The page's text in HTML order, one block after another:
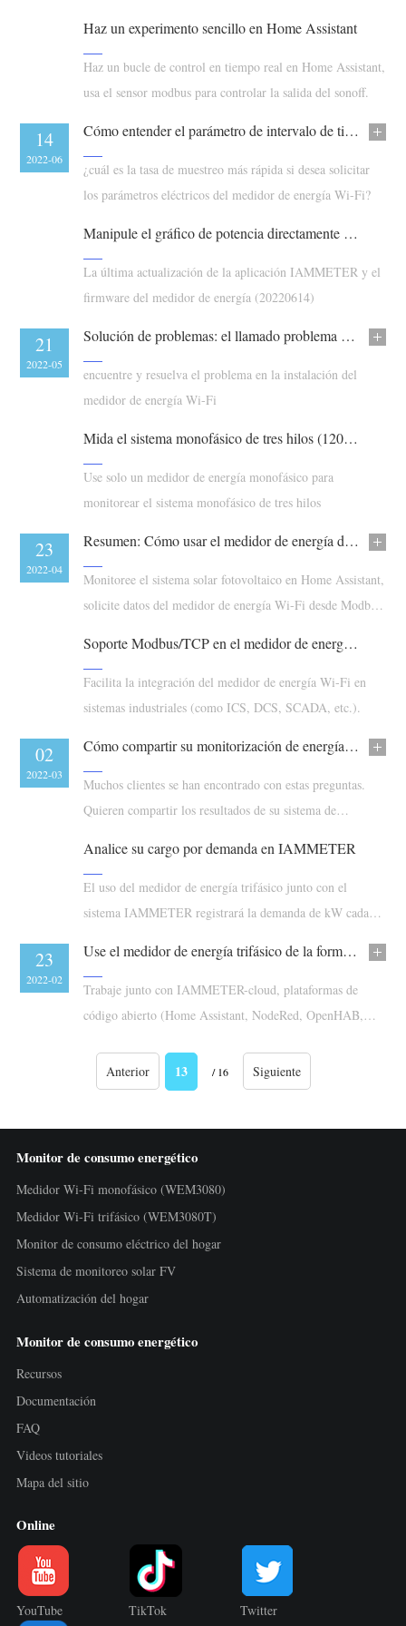
Simulador IAMMETER
Medidor virtual
Sistema de control para calentador FV
Automatización del hogar
Tienda
Recursos
Inicio rápido
Documentación
Videos tutoriales
FAQ
Noticias
Blog
Comunidad
Programa de contribuidores
Centro de contribuidores
Actividades IAMMETER
Foro
App Store
Explorar sitios
Ranking FV
Soluciones
Contacto
Sobre nosotros
Haz un experimento sencillo en Home Assistant
Haz un bucle de control en tiempo real en Home Assistant,
usa el sensor modbus para controlar la salida del sonoff.
03
2022-07
Cómo entender el parámetro de intervalo de tiempo en el medidor de energía Wi-Fi
¿cuál es la tasa de muestreo más rápida si desea solicitar
los parámetros eléctricos del medidor de energía Wi-Fi?
14
2022-06
Manipule el gráfico de potencia directamente desde la aplicación. El firmware del medidor de energía Wi-Fi que es compatible con Modbus/TCP.
La última actualización de la aplicación IAMMETER y el
firmware del medidor de energía (20220614)
24
2022-05
Solución de problemas: el llamado problema de precisión
encuentre y resuelva el problema en la instalación del
medidor de energía Wi-Fi
21
2022-05
Mida el sistema monofásico de tres hilos (120 V/240 V) de forma rentable
Use solo un medidor de energía monofásico para
monitorear el sistema monofásico de tres hilos
10
2022-05
Resumen: Cómo usar el medidor de energía de IAMMETER en Home Assistant
Monitoree el sistema solar fotovoltaico en Home Assistant,
solicite datos del medidor de energía Wi-Fi desde Modbus
23
2022-04
Soporte Modbus/TCP en el medidor de energía Wi-Fi de IAMMETER
Facilita la integración del medidor de energía Wi-Fi en
sistemas industriales (como ICS, DCS, SCADA, etc.).
22
2022-03
Cómo compartir su monitorización de energía de forma segura
Muchos clientes se han encontrado con estas preguntas.
Quieren compartir los resultados de su sistema de
02
2022-03
Analice su cargo por demanda en IAMMETER
El uso del medidor de energía trifásico junto con el
sistema IAMMETER registrará la demanda de kW cada
23
2022-02
Use el medidor de energía trifásico de la forma que prefiera
Trabaje junto con IAMMETER-cloud, plataformas de
código abierto (Home Assistant, NodeRed, OpenHAB,
Anterior
13 / 16 Siguiente
Monitor de consumo energético
Medidor Wi-Fi monofásico (WEM3080)
Medidor Wi-Fi trifásico (WEM3080T)
Monitor de consumo eléctrico del hogar
Sistema de monitoreo solar FV
Automatización del hogar
Monitor de consumo energético
Recursos
Documentación
FAQ
Videos tutoriales
Mapa del sitio
Online
YouTube TikTok Twitter